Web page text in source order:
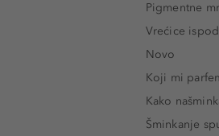
Pigmentne
Vrećice
Novo
Koji mi
Kako
Šminkanje